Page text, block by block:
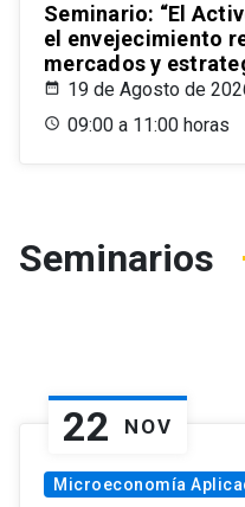
Seminario: “El
el envejecimiento
mercados y
19 de Agosto de
09:00 a 11:00 horas
Seminarios
22 NOV
Microeconomía